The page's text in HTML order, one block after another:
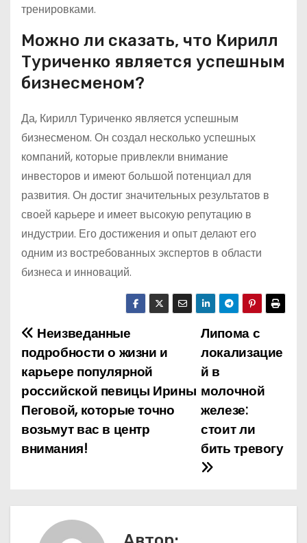
тренировками.
Можно ли сказать, что Кирилл
Туриченко является успешным
бизнесменом?
Да, Кирилл Туриченко является успешным
бизнесменом. Он создал несколько успешных
компаний, которые привлекли внимание
инвесторов и имеют большой потенциал для
развития. Он достиг значительных результатов в
своей карьере и имеет высокую репутацию в
индустрии. Его достижения и опыт делают его
одним из востребованных экспертов в области
бизнеса и инноваций.
Н
а
в
и
г
ц
Липома с
локализацие
й в
молочной
железе:
стоит ли
бить тревогу
Неизведанные
подробности о жизни и
карьере популярной
российской певицы Ирины
Пеговой, которые точно
возьмут вас в центр
внимания!